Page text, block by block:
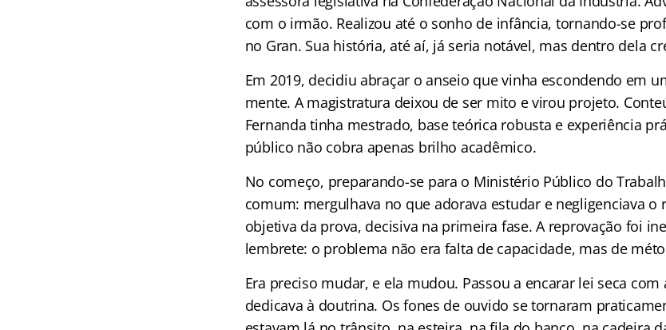
com o irmão. Realizou até o sonho de infância, tornando-se
no Gran. Sua história, até aí, já seria notável, mas dentro dela
Em 2019, decidiu abraçar o anseio que vinha escondendo em
mente. A magistratura deixou de ser mito e virou projeto.
Fernanda tinha mestrado, base teórica robusta e experiência
público não cobra apenas brilho acadêmico.
No começo, preparando-se para o Ministério Público do
comum: mergulhava no que adorava estudar e negligenciava o
objetiva da prova, decisiva na primeira fase. A reprovação foi
lembrete: o problema não era falta de capacidade, mas de
Era preciso mudar, e ela mudou. Passou a encarar lei seca
dedicava à doutrina. Os fones de ouvido se tornaram